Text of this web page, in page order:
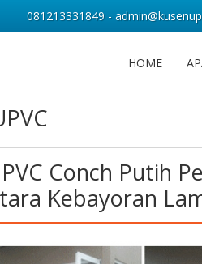
HOME
Conch Putih
Kebayoran
081213331849 -